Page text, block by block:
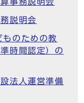
説明会
ものための教
時間認定）の
法人運営準備